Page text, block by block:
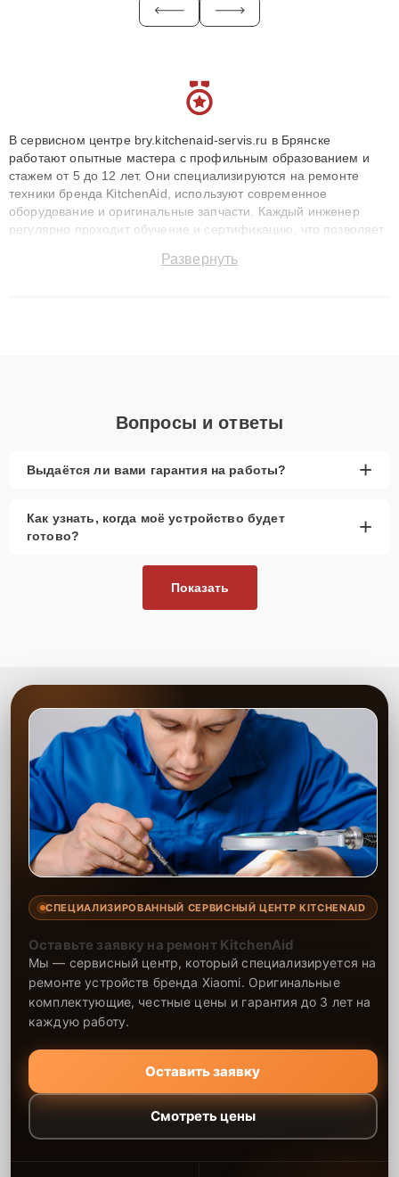
В сервисном центре bry.kitchenaid-servis.ru в Брянске
работают опытные мастера с профильным образованием и
стажем от 5 до 12 лет. Они специализируются на ремонте
техники бренда KitchenAid, используют современное
оборудование и оригинальные запчасти. Каждый инженер
регулярно проходит обучение и сертификацию, что позволяет
технику с сохранением гарантии до 3 лет. Наши мастера
Развернуть
Вопросы и ответы
Выдаётся ли вами гарантия на работы? +
Как узнать, когда моё устройство будет
готово?
+
Показать
СПЕЦИАЛИЗИРОВАННЫЙ СЕРВИСНЫЙ ЦЕНТР KITCHENAID
Оставьте заявку на ремонт KitchenAid
Мы — сервисный центр, который специализируется на
ремонте устройств бренда Xiaomi. Оригинальные
комплектующие, честные цены и гарантия до 3 лет на
каждую работу.
Оставить заявку
Смотреть цены